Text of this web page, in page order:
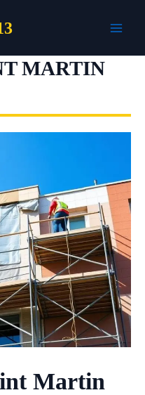
MARTIN
Martin